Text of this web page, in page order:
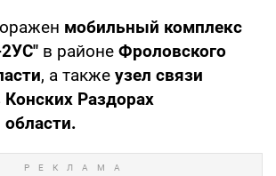
мобильный комплекс
в районе Фроловского
, а также узел связи
Раздорах